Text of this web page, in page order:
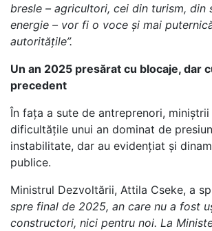
bresle – agricultori, cei din turism, din
energie – vor fi o voce și mai
autoritățile”.
Un an 2025 presărat cu blocaje, dar
precedent
În fața a sute de antreprenori, miniștrii
dificultățile unui an dominat de
instabilitate, dar au evidențiat și
publice.
Ministrul Dezvoltării, Attila Cseke, a
spre final de 2025, an care nu a fost
constructori, nici pentru noi. La